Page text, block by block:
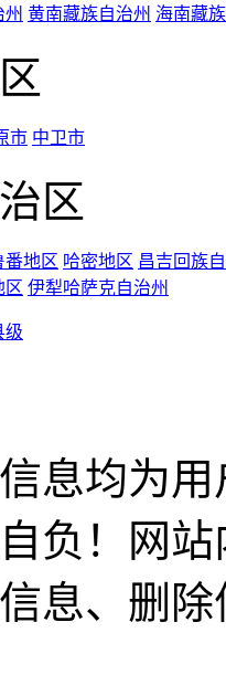
黄南藏族自治州 海南藏
市 中卫市
区
番地区 哈密地区 昌吉回族
区 伊犁哈萨克自治州
级
息均为
负！网
息、删